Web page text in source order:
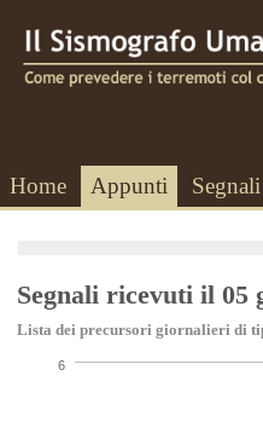
Home Appunti
Segnali ricevuti il 05
Lista dei precursori giornalieri di
6